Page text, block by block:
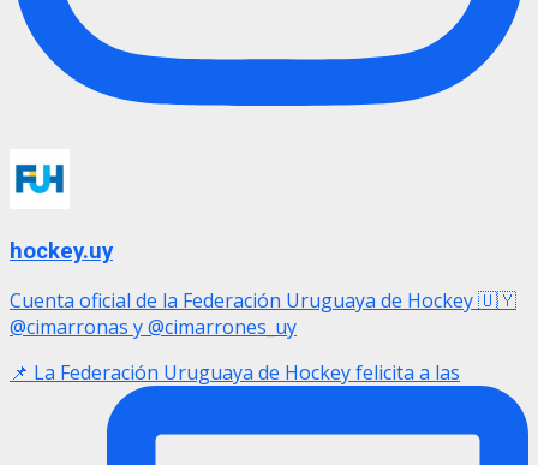
hockey.uy
Cuenta oficial de la Federación Uruguaya de Hockey 🇺🇾
@cimarronas y @cimarrones_uy
📌 La Federación Uruguaya de Hockey felicita a las